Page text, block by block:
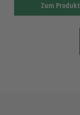
Zum Produkt